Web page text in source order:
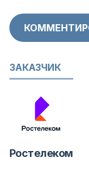
ЗАКАЗЧИК
Ростелеком